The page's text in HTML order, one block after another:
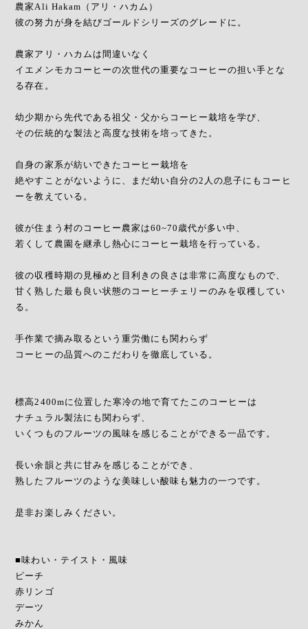
農家Ali Hakam（アリ・ハカム）
彼の努力が身を結びゴールドシリーズのグレードに。
農家アリ・ハカムは間違いなく
イエメンモカコーヒーの次世代の重要なコーヒーの担い手とな
る存在。
幼少期から先代である祖父・父からコーヒー栽培を学び、
その伝統的な製法と高度な技術を培ってきた。
自身の家系が紡いできたコーヒー栽培を
絶やすことがないように、まだ幼い自分の2人の息子にもコーヒ
ーを教えている。
彼が住まう村のコーヒー農家は60~70歳代が多い中、
若くして農園を継承し熱心にコーヒー栽培を行っている。
彼の収穫時期の見極めと目利きの良さは非常に高度なもので、
甘く熟した最も良い状態のコーヒーチェリーのみを収穫してい
る。
手作業で摘み取るという重労働にも関わらず
コーヒーの品質へのこだわりを徹底している。
標高2400mに位置した寒冷の地で育てたこのコーヒーは
ナチュラル製法にも関わらず、
いくつものフルーツの風味を感じることができる一品です。
長い余韻と共に甘みを感じることができ、
熟したフルーツのような美味しい酸味も魅力の一つです。
是非お楽しみください。
■味わい・テイスト・風味
ピーチ
赤リンゴ
デーツ
みかん